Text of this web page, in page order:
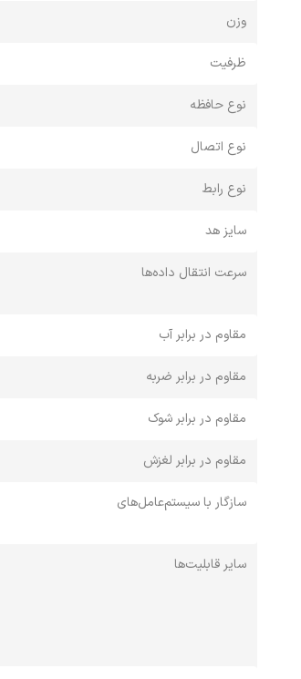
وزن
ظرفیت
نوع حافظه
نوع اتصال
نوع رابط
سایز هد
سرعت انتقال داده‌ها
مقاوم در برابر آب
مقاوم در برابر ضربه
مقاوم در برابر شوک
مقاوم در برابر لغزش
سازگار با سیستم‌عامل‌های
سایر قابلیت‌ها